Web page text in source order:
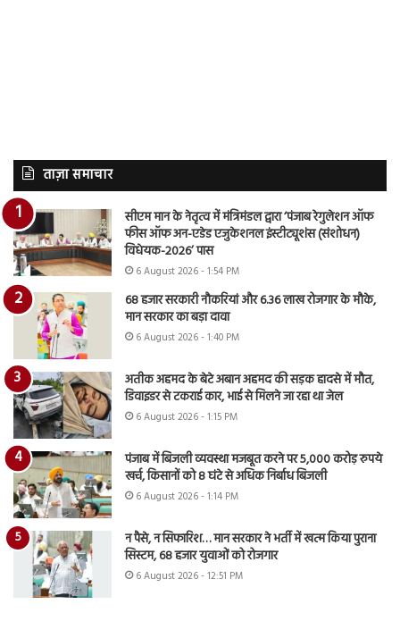
ताज़ा समाचार
सीएम मान के नेतृत्व में मंत्रिमंडल द्वारा ‘पंजाब रेगुलेशन ऑफ
फीस ऑफ अन-एडेड एजुकेशनल इंस्टीट्यूशंस (संशोधन)
विधेयक-2026’ पास
6 August 2026 - 1:54 PM
68 हजार सरकारी नौकरियां और 6.36 लाख रोजगार के मौके,
मान सरकार का बड़ा दावा
6 August 2026 - 1:40 PM
अतीक अहमद के बेटे अबान अहमद की सड़क हादसे में मौत,
डिवाइडर से टकराई कार, भाई से मिलने जा रहा था जेल
6 August 2026 - 1:15 PM
पंजाब में बिजली व्यवस्था मजबूत करने पर 5,000 करोड़ रुपये
खर्च, किसानों को 8 घंटे से अधिक निर्बाध बिजली
6 August 2026 - 1:14 PM
न पैसे, न सिफारिश… मान सरकार ने भर्ती में खत्म किया पुराना
सिस्टम, 68 हजार युवाओं को रोजगार
6 August 2026 - 12:51 PM